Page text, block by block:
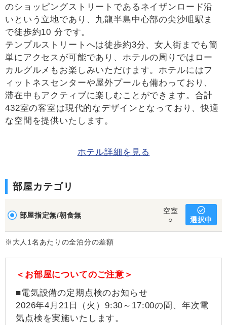
のショッピングストリートであるネイザンロード沿
いという立地であり、九龍半島中心部の尖沙咀駅ま
で徒歩約10 分です。
テンプルストリートへは徒歩約3分、女人街までも簡
単にアクセスが可能であり、ホテルの周りではロー
カルグルメもお楽しみいただけます。ホテルにはフ
ィットネスセンターや屋外プールも備わっており、
滞在中もアクティブに楽しむことができます。合計
432室の客室は現代的なデザインとなっており、快適
な空間を提供いたします。
ホテル詳細を見る
部屋カテゴリ
部屋指定無/朝食無
空室
○
選択中
※大人1名あたりの全泊分の差額
＜お部屋についてのご注意＞
■電気設備の定期点検のお知らせ
2026年4月21日（火）9:30～17:00の間、年次電
気点検を実施いたします。